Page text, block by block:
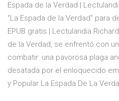
Espada de la Verdad |
"La Espada de la Verdad" para
EPUB gratis | Lectulandia
de la Verdad, se enfrentó con
combatir: una pavorosa plaga
desatada por el enloquecido
y Popular La Espada De La